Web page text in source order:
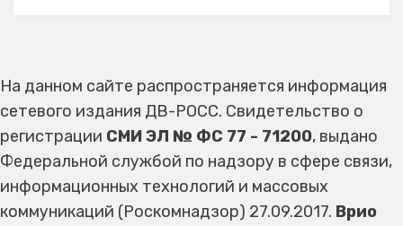
На данном сайте распространяется информация
сетевого издания ДВ-РОСС. Свидетельство о
регистрации СМИ ЭЛ № ФС 77 - 71200, выдано
Федеральной службой по надзору в сфере связи,
информационных технологий и массовых
коммуникаций (Роскомнадзор) 27.09.2017. Врио